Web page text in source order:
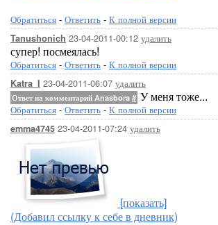
Обратиться - Ответить - К полной версии
Tanushonich 23-04-2011-00:12 удалить
супер! посмеялась!
Обратиться - Ответить - К полной версии
Katra_I 23-04-2011-06:07 удалить
Ответ на комментарий Anasbora # У меня тоже...
Обратиться - Ответить - К полной версии
emma4745 23-04-2011-07:24 удалить
[показать]
(Добавил ссылку к себе в дневник)